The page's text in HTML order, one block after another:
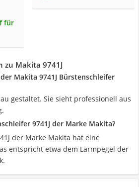
für
zu Makita 9741J
Makita 9741J Bürstenschleifer
gestaltet. Sie sieht professionell aus
9741J der Marke Makita?
der Marke Makita hat eine
entspricht etwa dem Lärmpegel der